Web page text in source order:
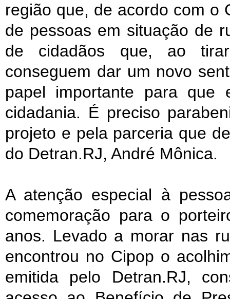
região que, de acordo com o
de pessoas em situação de
de cidadãos que, ao
conseguem dar um novo
papel importante para que
cidadania. É preciso
projeto e pela parceria que
do Detran.RJ, André Mônica.
A atenção especial à
comemoração para o
anos. Levado a morar nas
encontrou no Cipop o
emitida pelo Detran.RJ,